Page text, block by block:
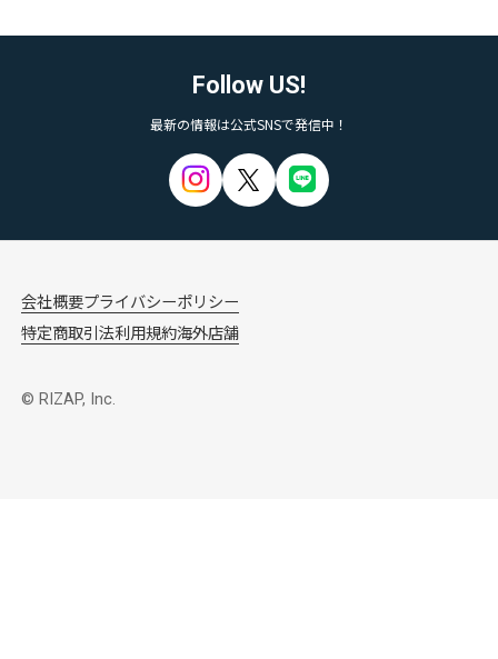
Follow US!
最新の情報は公式SNSで発信中！
会社概要プライバシーポリシー
特定商取引法利用規約海外店舗
© RIZAP, Inc.